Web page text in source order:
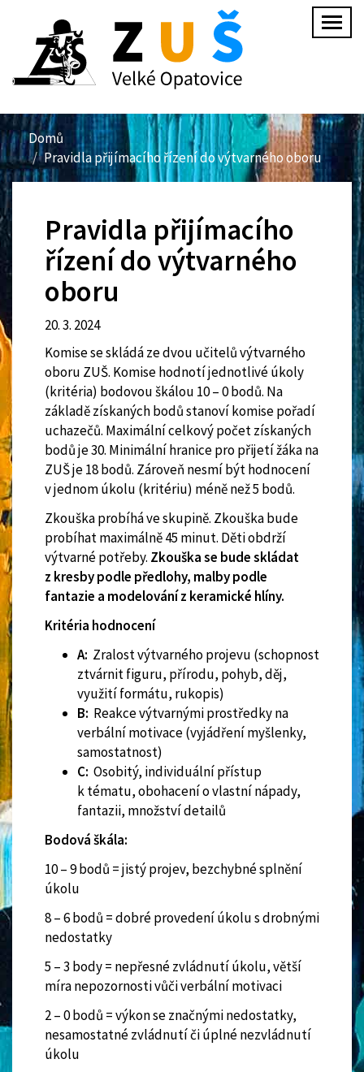
hlavnímu
obsahu
Domů
Pravidla přijímacího řízení do výtvarného oboru
Pravidla přijímacího
řízení do výtvarného
oboru
20. 3. 2024
Komise se skládá ze dvou učitelů výtvarného
oboru ZUŠ. Komise hodnotí jednotlivé úkoly
(kritéria) bodovou škálou 10 – 0 bodů. Na
základě získaných bodů stanoví komise pořadí
uchazečů. Maximální celkový počet získaných
bodů je 30. Minimální hranice pro přijetí žáka na
ZUŠ je 18 bodů. Zároveň nesmí být hodnocení
v jednom úkolu (kritériu) méně než 5 bodů.
Zkouška probíhá ve skupině. Zkouška bude
probíhat maximálně 45 minut. Děti obdrží
výtvarné potřeby. Zkouška se bude skládat
z kresby podle předlohy, malby podle
fantazie a modelování z keramické hlíny.
Kritéria hodnocení
A: Zralost výtvarného projevu (schopnost
ztvárnit figuru, přírodu, pohyb, děj,
využití formátu, rukopis)
B: Reakce výtvarnými prostředky na
verbální motivace (vyjádření myšlenky,
samostatnost)
C: Osobitý, individuální přístup
k tématu, obohacení o vlastní nápady,
fantazii, množství detailů
Bodová škála:
10 – 9 bodů = jistý projev, bezchybné splnění
úkolu
8 – 6 bodů = dobré provedení úkolu s drobnými
nedostatky
5 – 3 body = nepřesné zvládnutí úkolu, větší
míra nepozornosti vůči verbální motivaci
2 – 0 bodů = výkon se značnými nedostatky,
nesamostatné zvládnutí či úplné nezvládnutí
úkolu